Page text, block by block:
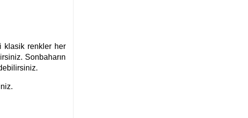
klasik renkler her
Sonbaharın